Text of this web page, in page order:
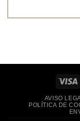
AVISO
POLÍTICA DE